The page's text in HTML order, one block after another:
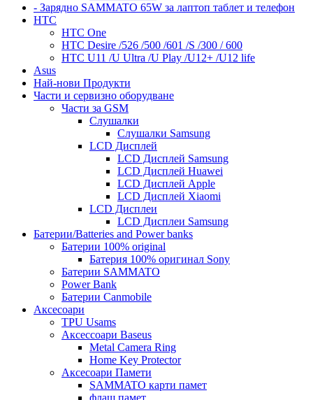
- Зарядно SAMMATO 65W за лаптоп таблет и телефон
HTC
HTC One
HTC Desire /526 /500 /601 /S /300 / 600
HTC U11 /U Ultra /U Play /U12+ /U12 life
Asus
Най-нови Продукти
Части и сервизно оборудване
Части за GSM
Слушалки
Слушалки Samsung
LCD Дисплей
LCD Дисплей Samsung
LCD Дисплей Huawei
LCD Дисплей Apple
LCD Дисплей Xiaomi
LCD Дисплеи
LCD Дисплеи Samsung
Батерии/Batteries and Power banks
Батерии 100% original
Батерия 100% оригинал Sony
Батерии SAMMATO
Power Bank
Батерии Canmobile
Аксесоари
TPU Usams
Аксессоари Baseus
Metal Camera Ring
Home Key Protector
Аксесоари Памети
SAMMATO карти памет
флаш памет